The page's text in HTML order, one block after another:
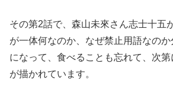
その第2話で、森山未來さん志士十五
が一体何なのか、なぜ禁止用語なの
になって、食べることも忘れて、次
が描かれています。